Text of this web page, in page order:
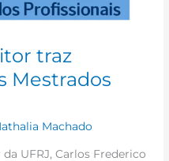
traz
Mestrados
Machado
UFRJ, Carlos Frederico